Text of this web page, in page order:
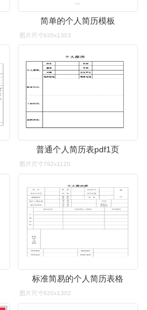
简单的个人简历模板
图片尺寸920x1303
普通个人简历表pdf1页
图片尺寸792x1120
标准简易的个人简历表格
图片尺寸920x1302